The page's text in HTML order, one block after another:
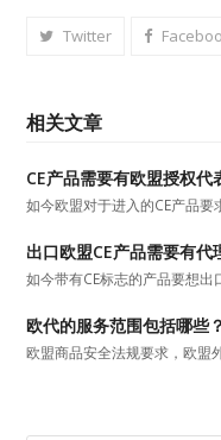
Twitter
相关文章
CE产品需要有欧盟授权代
如今欧盟对于进入的CE产品要
出口欧盟CE产品需要有代
如今带有CE标志的产品要想出
欧代的服务范围包括哪些？
欧盟商品安全法规要求，欧盟